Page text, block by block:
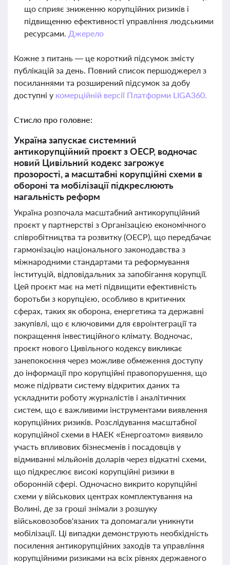
що сприяє зниженню корупційних ризиків і
підвищенню ефективності управління людськими
ресурсами. Джерело
Кожне з питань — це короткий підсумок змісту
публікацій за день. Повний список першоджерел з
посиланнями та розширений підсумок за добу
доступні у комерційній версії Платформи LIGA360.
Стисло про головне:
Україна запускає системний
антикорупційний проєкт з ОЕСР, водночас
новий Цивільний кодекс загрожує
прозорості, а масштабні корупційні схеми в
обороні та мобілізації підкреслюють
нагальність реформ
Україна розпочала масштабний антикорупційний
проєкт у партнерстві з Організацією економічного
співробітництва та розвитку (ОЕСР), що передбачає
гармонізацію національного законодавства з
міжнародними стандартами та реформування
інституцій, відповідальних за запобігання корупції.
Цей проєкт має на меті підвищити ефективність
боротьби з корупцією, особливо в критичних
сферах, таких як оборона, енергетика та державні
закупівлі, що є ключовими для євроінтеграції та
покращення інвестиційного клімату. Водночас,
проєкт нового Цивільного кодексу викликає
занепокоєння через можливе обмеження доступу
до інформації про корупційні правопорушення, що
може підірвати систему відкритих даних та
ускладнити роботу журналістів і аналітичних
систем, що є важливими інструментами виявлення
корупційних ризиків. Розслідування масштабної
корупційної схеми в НАЕК «Енергоатом» виявило
участь впливових бізнесменів і посадовців у
відмиванні мільйонів доларів через відкатні схеми,
що підкреслює високі корупційні ризики в
оборонній сфері. Одночасно викрито корупційні
схеми у військових центрах комплектування на
Волині, де за гроші знімали з розшуку
військовозобов'язаних та допомагали уникнути
мобілізації. Ці випадки демонструють необхідність
посилення антикорупційних заходів та управління
корупційними ризиками на всіх рівнях державного